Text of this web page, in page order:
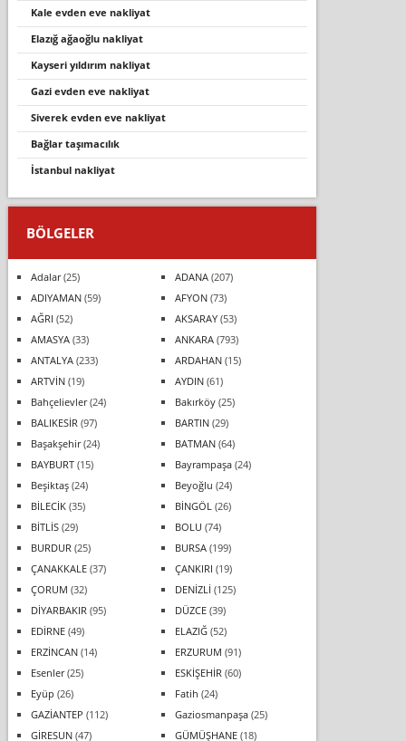
kale evden eve nakli̇yat
elazığ ağaoğlu nakliyat
kayseri yıldırım nakliyat
gazi evden eve nakliyat
siverek evden eve nakliyat
bağlar taşimacilik
i̇stanbul nakli̇yat
BÖLGELER
Adalar(25) ADANA(207)
ADIYAMAN(59) AFYON(73)
AĞRI (52) AKSARAY(53)
AMASYA(33) ANKARA(793)
ANTALYA(233) ARDAHAN(15)
ARTVİN(19) AYDIN(61)
Bahçelievler(24) Bakırköy(25)
BALIKESİR (97) BARTIN(29)
Başakşehir(24) BATMAN(64)
BAYBURT(15) Bayrampaşa(24)
Beşiktaş(24) Beyoğlu (24)
BİLECİK(35) BİNGÖL (26)
BİTLİS(29) BOLU (74)
BURDUR (25) BURSA(199)
ÇANAKKALE(37) ÇANKIRI (19)
ÇORUM (32) DENİZLİ (125)
DİYARBAKIR (95) DÜZCE(39)
EDİRNE(49) ELAZIĞ(52)
ERZİNCAN(14) ERZURUM (91)
Esenler(25) ESKİŞEHİR (60)
Eyüp (26) Fatih (24)
GAZİANTEP (112) Gaziosmanpaşa(25)
GİRESUN(47) GÜMÜŞHANE(18)